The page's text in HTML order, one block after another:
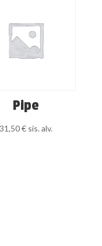
Pipe
31,50€ sis. alv.